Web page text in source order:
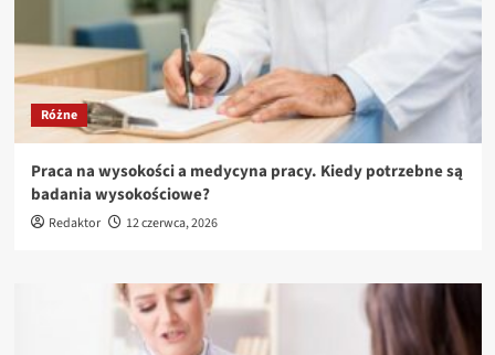
Różne
Praca na wysokości a medycyna pracy. Kiedy potrzebne są
badania wysokościowe?
Redaktor 12 czerwca, 2026